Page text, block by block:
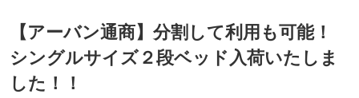
【アーバン通商】分割して利用も可能！
シングルサイズ２段ベッド入荷いたしま
した！！